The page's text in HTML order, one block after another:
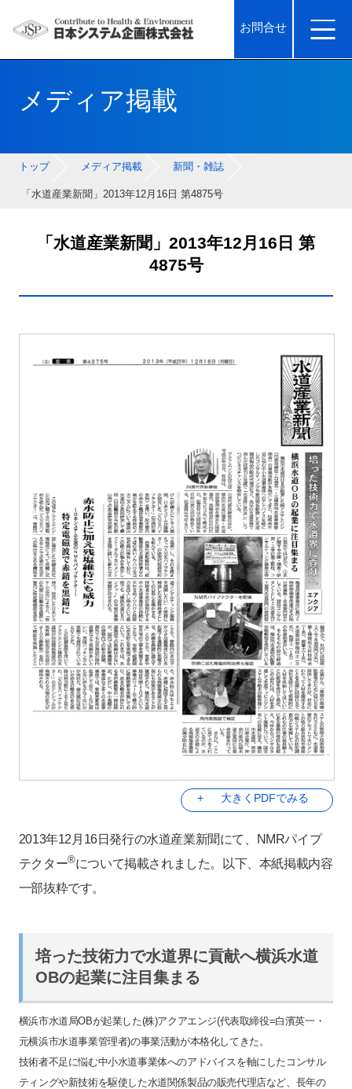
お問合せ
メディア掲載
トップ メディア掲載 新聞・雑誌
「水道産業新聞」2013年12月16日 第4875号
「水道産業新聞」 2013年12月16日 第
4875号
大きくPDFでみる
2013年12月16日発行の水道産業新聞にて、NMRパイプ
テクター®について掲載されました。以下、本紙掲載内容
一部抜粋です。
培った技術力で水道界に貢献へ横浜水道
OBの起業に注目集まる
横浜市水道局OBが起業した(株)アクアエンジ(代表取締役=白濱英一・
元横浜市水道事業管理者)の事業活動が本格化してきた。
技術者不足に悩む中小水道事業体へのアドバイスを軸にしたコンサル
ティングや新技術を駆使した水道関係製品の販売代理店など、長年の